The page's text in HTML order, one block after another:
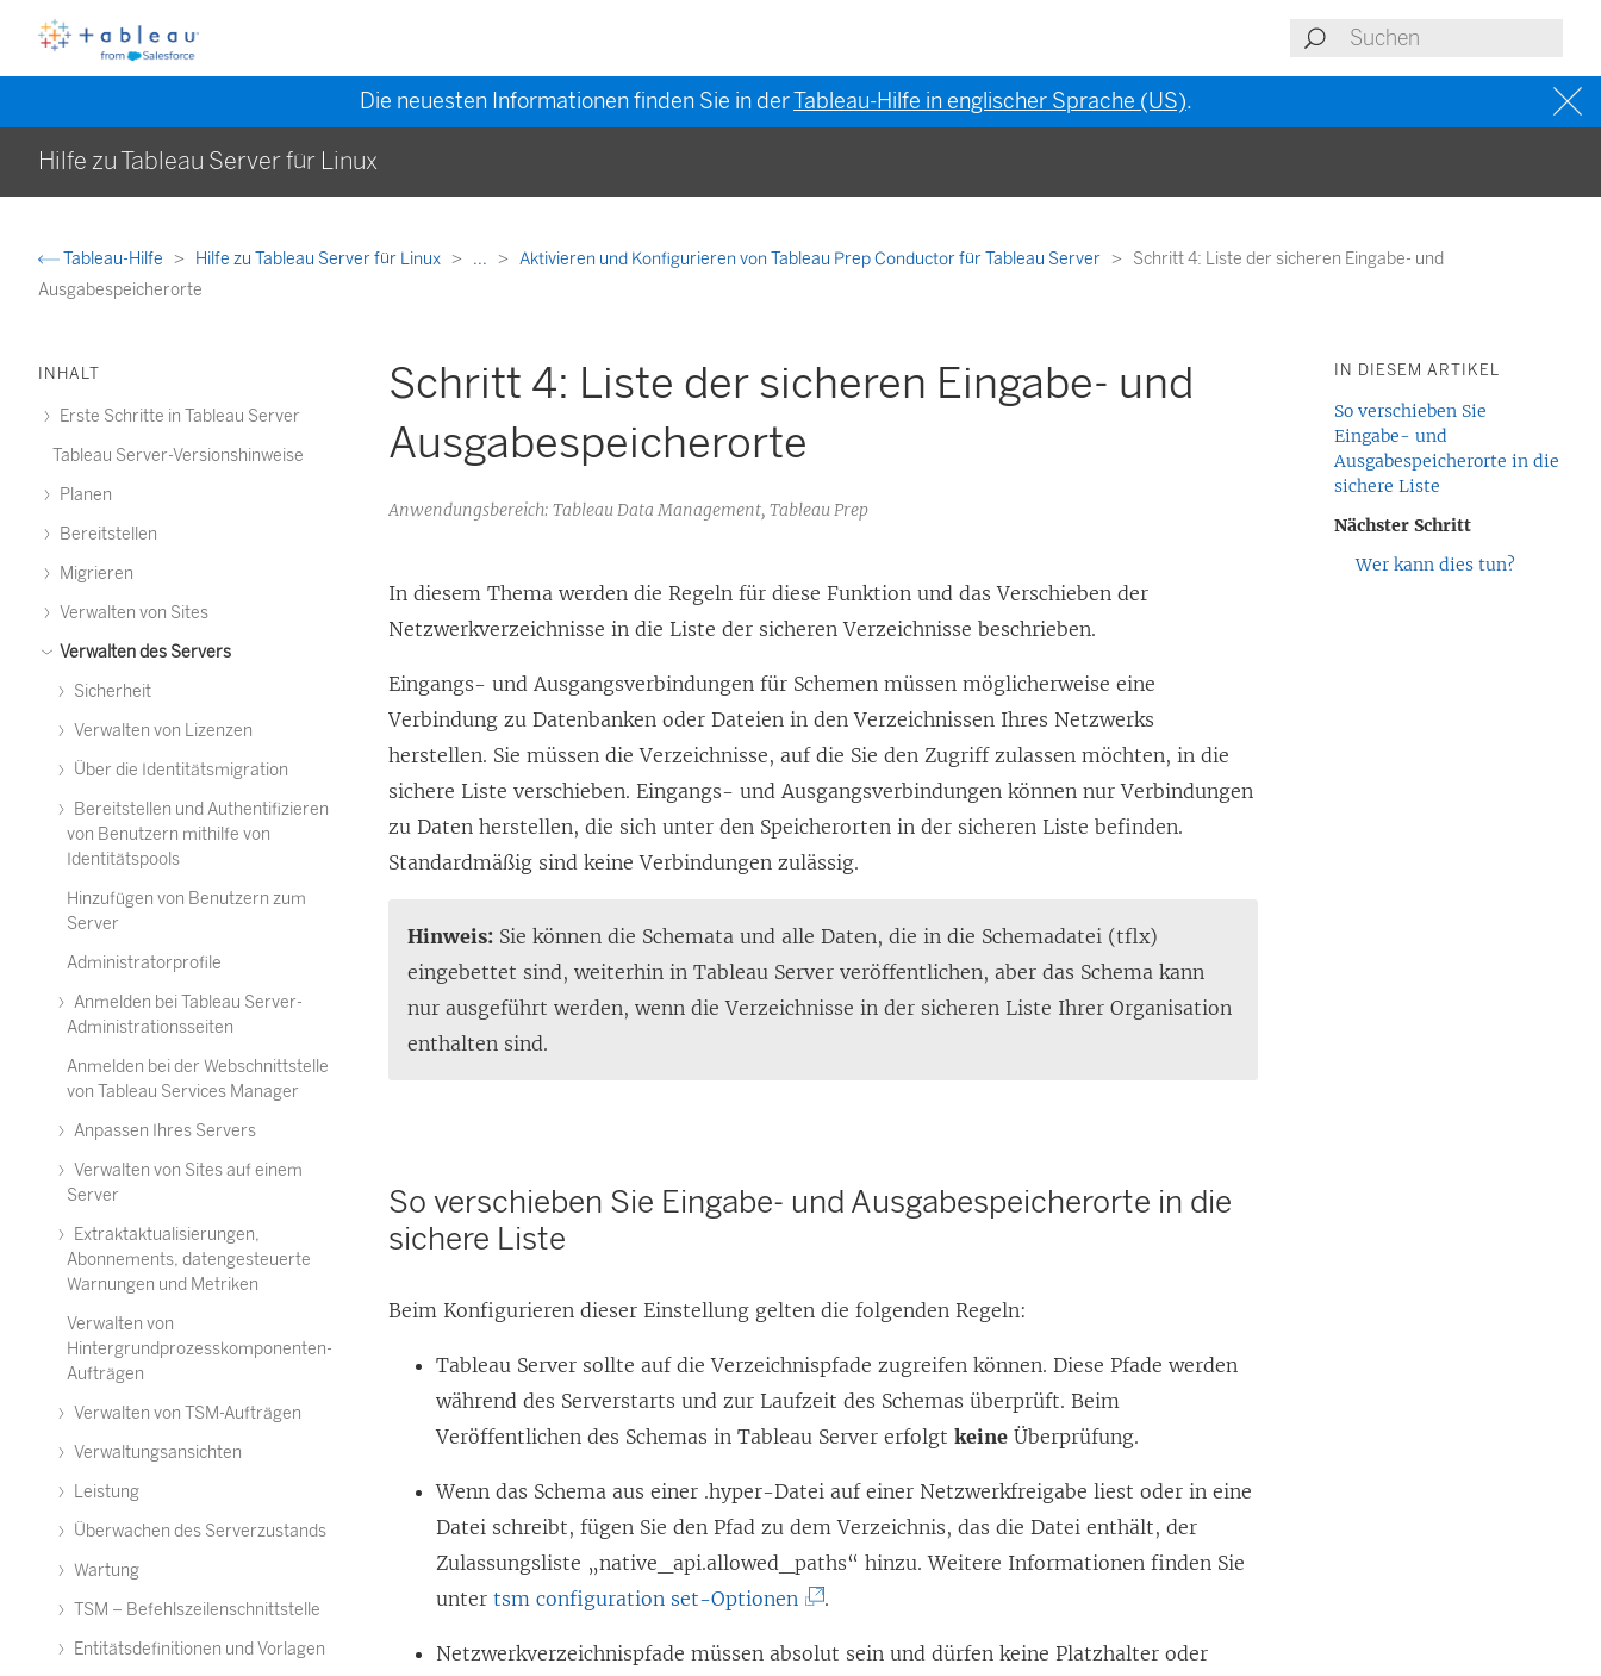
Die neuesten Informationen finden Sie in derTableau-Hilfe in englischer Sprache (US).
Hilfe zu Tableau Server für Linux
Tableau-Hilfe Hilfe zu Tableau Server für Linux ... Aktivieren und Konfigurieren von Tableau Prep Conductor für Tableau Server
Schritt 4: Liste der sicheren Eingabe- und
Ausgabespeicherorte
INHALT
Erste Schritte in Tableau Server
Tableau Server-Versionshinweise
Planen
Bereitstellen
Migrieren
Verwalten von Sites
Verwalten des Servers
Sicherheit
Verwalten von Lizenzen
Über die Identitätsmigration
Bereitstellen und Authentifizieren
von Benutzern mithilfe von
Identitätspools
Hinzufügen von Benutzern zum
Server
Administratorprofile
Anmelden bei Tableau Server-
Administrationsseiten
Anmelden bei der Webschnittstelle
von Tableau Services Manager
Anpassen Ihres Servers
Verwalten von Sites auf einem
Server
Extraktaktualisierungen,
Abonnements, datengesteuerte
Warnungen und Metriken
Verwalten von
Hintergrundprozesskomponenten-
Aufträgen
Verwalten von TSM-Aufträgen
Verwaltungsansichten
Leistung
Überwachen des Serverzustands
Wartung
TSM – Befehlszeilenschnittstelle
Entitätsdefinitionen und Vorlagen
Schritt 4: Liste der sicheren Eingabe- und
Ausgabespeicherorte
Anwendungsbereich: Tableau Data Management, Tableau Prep
In diesem Thema werden die Regeln für diese Funktion und das Verschieben der
Netzwerkverzeichnisse in die Liste der sicheren Verzeichnisse beschrieben.
Eingangs- und Ausgangsverbindungen für Schemen müssen möglicherweise eine
Verbindung zu Datenbanken oder Dateien in den Verzeichnissen Ihres Netzwerks
herstellen. Sie müssen die Verzeichnisse, auf die Sie den Zugriff zulassen möchten, in die
sichere Liste verschieben. Eingangs- und Ausgangsverbindungen können nur Verbindungen
zu Daten herstellen, die sich unter den Speicherorten in der sicheren Liste befinden.
Standardmäßig sind keine Verbindungen zulässig.
Hinweis: Sie können die Schemata und alle Daten, die in die Schemadatei (tflx)
eingebettet sind, weiterhin in Tableau Server veröffentlichen, aber das Schema kann
nur ausgeführt werden, wenn die Verzeichnisse in der sicheren Liste Ihrer Organisation
enthalten sind.
So verschieben Sie Eingabe- und Ausgabespeicherorte in die
sichere Liste
Beim Konfigurieren dieser Einstellung gelten die folgenden Regeln:
Tableau Server sollte auf die Verzeichnispfade zugreifen können. Diese Pfade werden
während des Serverstarts und zur Laufzeit des Schemas überprüft. Beim
Veröffentlichen des Schemas in Tableau Server erfolgtkeine Überprüfung.
Wenn das Schema aus einer .hyper-Datei auf einer Netzwerkfreigabe liest oder in eine
Datei schreibt, fügen Sie den Pfad zu dem Verzeichnis, das die Datei enthält, der
Zulassungsliste „native_api.allowed_paths“ hinzu. Weitere Informationen finden Sie
untertsm configuration set-Optionen (
.
Netzwerkverzeichnispfade müssen absolut sein und dürfen keine Platzhalter oder
IN DIESEM ARTIKEL
So verschieben Sie
Eingabe- und
Ausgabespeicherorte in die
sichere Liste
Nächster Schritt
Wer kann dies tun?